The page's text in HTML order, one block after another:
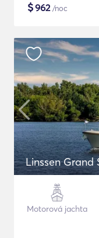
$962/noc
Linssen Grand
Motorová jachta